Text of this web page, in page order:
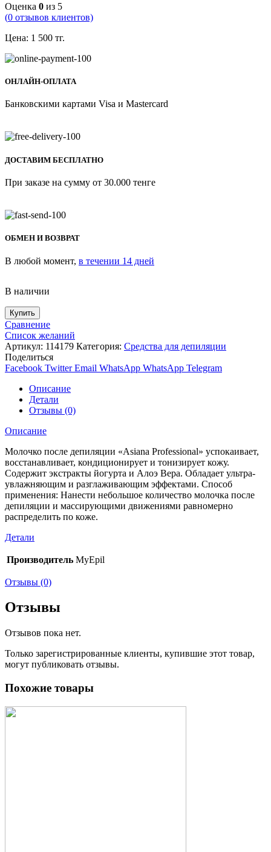
Оценка 0 из 5
(0 отзывов клиентов)
Цена: 1 500 тг.
ОНЛАЙН-ОПЛАТА
Банковскими картами Visa и Mastercard
ДОСТАВИМ БЕСПЛАТНО
При заказе на сумму от 30.000 тенге
ОБМЕН И ВОЗВРАТ
В любой момент, в течении 14 дней
В наличии
Купить
Сравнение
Список желаний
Артикул: 114179 Категория: Средства для депиляции
Поделиться
Facebook Twitter Email WhatsApp WhatsApp Telegram
Описание
Детали
Отзывы (0)
Описание
Молочко после депиляции «Asiana Professional» успокаивает,
восстанавливает, кондиционирует и тонизирует кожу.
Содержит экстракты йогурта и Алоэ Вера. Обладает ультра-
увлажняющим и разглаживающим эффектами. Способ
применения: Нанести небольшое количество молочка после
депиляции и массирующими движениями равномерно
распределить по коже.
Детали
Производитель MyEpil
Отзывы (0)
Отзывы
Отзывов пока нет.
Только зарегистрированные клиенты, купившие этот товар,
могут публиковать отзывы.
Похожие товары